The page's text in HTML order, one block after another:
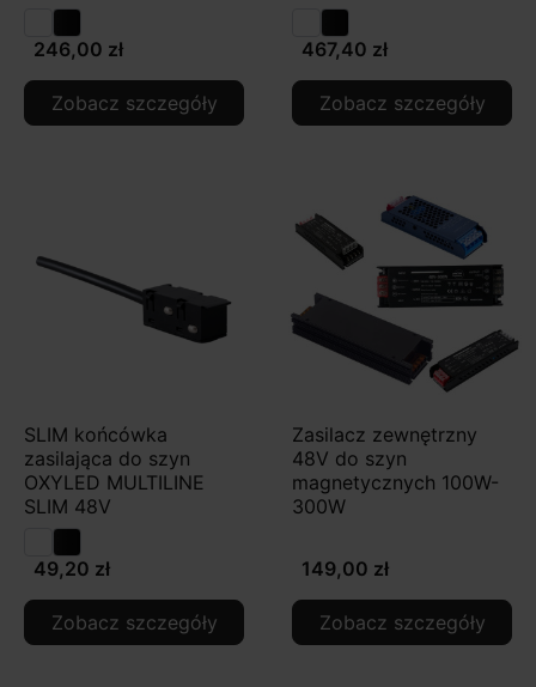
246,00 zł
Zobacz szczegóły
467,40 zł
Zobacz szczegóły
SLIM końcówka
zasilająca do szyn
OXYLED MULTILINE
SLIM 48V
49,20 zł
Zobacz szczegóły
Zasilacz zewnętrzny
48V do szyn
magnetycznych 100W-
300W
149,00 zł
Zobacz szczegóły